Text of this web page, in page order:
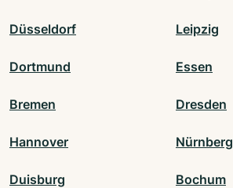
Düsseldorf Leipzig
Dortmund Essen
Bremen Dresden
Hannover Nürnberg
Duisburg Bochum